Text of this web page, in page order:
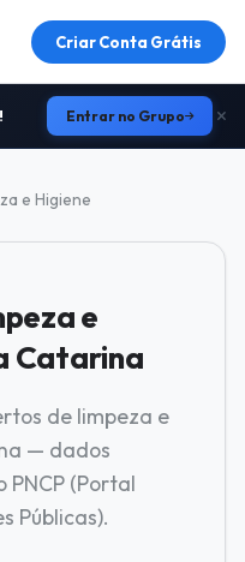
Criar Conta Grátis
Entrar no Grupo
e Higiene
e
Catarina
de limpeza e
— dados
(Portal
Públicas).